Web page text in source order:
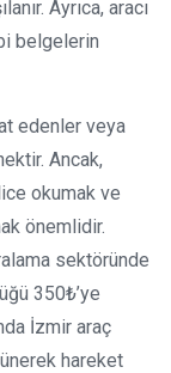
Ayrıca, aracı
belgelerin
edenler veya
Ancak,
okumak ve
önemlidir.
sektöründe
350₺’ye
İzmir araç
hareket